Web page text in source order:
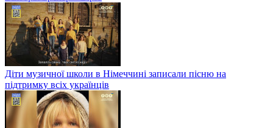
Діти музичної школи в Німеччині записали пісню на
підтримку всіх українців